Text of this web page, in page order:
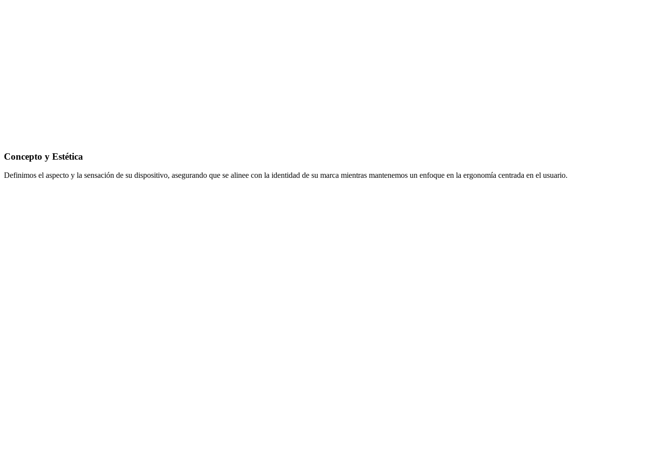
Concepto y Estética
Definimos el aspecto y la sensación de su dispositivo, asegurando que se alinee con la identidad de su marca mientras mantenemos un enfoque en la ergonomía centrada en el usuario.